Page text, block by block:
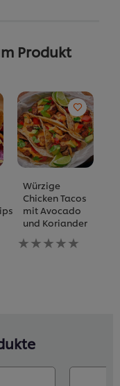
Produkt
Würzige
Chicken Tacos
mit Avocado
und Koriander
Keine
Bewertungen